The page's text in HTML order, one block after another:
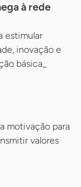
à rede
estimular
inovação e
básica_
motivação para
valores